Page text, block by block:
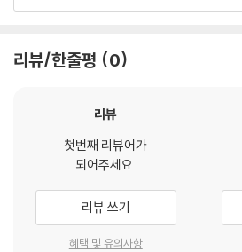
는 가장 탁월한 자유교회 교회론이다.”
cal Seminary)
“교회 특성에 관한 깊은 신학적 통찰과 목양
사적으로 분명하며, 회중제 침례교회를 주장
- 조나단 리만 (총괄 편집인, IX 9Marks)
리뷰/한줄평 0
리뷰
첫번째 리뷰어가
되어주세요.
리뷰 쓰기
혜택 및 유의사항